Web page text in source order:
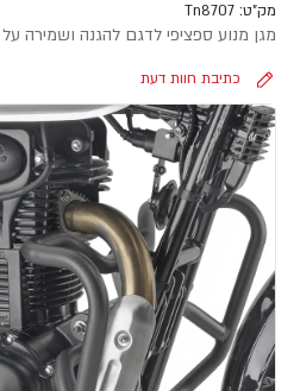
מק"ט: Tn8707
מגן מנוע ספציפי לדגם להגנה ושמירה
כתיבת חוות דעת